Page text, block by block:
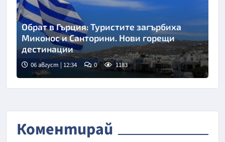
Обрат в Гърция: Туристите загърбиха
Миконос и Санторини. Нови горещи
дестинации
06 август | 12:34 0 1183
Коментирай